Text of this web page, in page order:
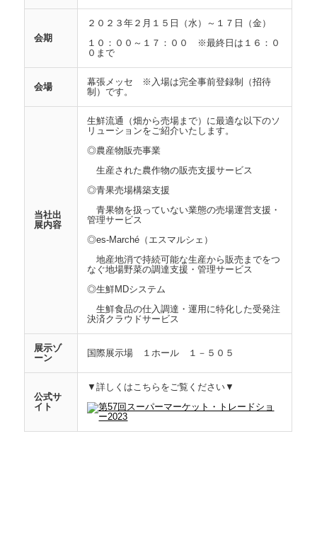
会期
２０２３年２月１５日（水）～１７日（金）
１０：００～１７：００ ※最終日は１６：０
０まで
会場
幕張メッセ ※入場は完全事前登録制（招待
制）です。
当社出
展内容
生鮮流通（畑から売場まで）に最適な以下のソ
リューションをご紹介いたします。
◎農産物販売事業
生産された農作物の販売支援サービス
◎青果売場構築支援
青果物を扱っていない業態の売場運営支援・
管理サービス
◎es-Marché（エスマルシェ）
地産地消で持続可能な生産から販売までをつ
なぐ地場野菜の調達支援・管理サービス
◎生鮮MDシステム
生鮮食品の仕入調達・運用に特化した受発注
決済クラウドサービス
展示ゾ
ーン
国際展示場 １ホール １－５０５
公式サ
イト
▼詳しくはこちらをご覧ください▼